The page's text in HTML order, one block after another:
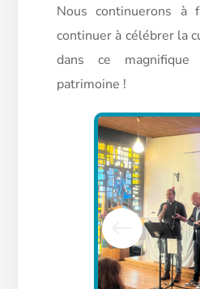
Nous continuerons à
continuer à célébrer la
dans ce
patrimoine !